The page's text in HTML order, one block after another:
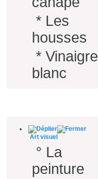
* Les
housses
* Vinaigre
blanc
Art visuel
° La
peinture